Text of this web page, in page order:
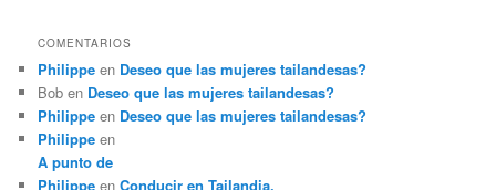
COMENTARIOS
Philippe en Deseo que las mujeres tailandesas?
Bob en Deseo que las mujeres tailandesas?
Philippe en Deseo que las mujeres tailandesas?
Philippe en
A punto de
Philippe enConducir en Tailandia.